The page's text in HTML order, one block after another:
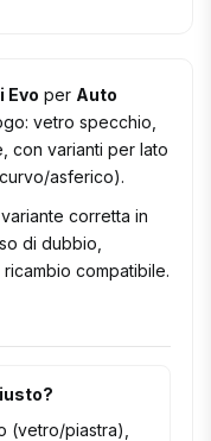
Evo per Auto
vetro specchio,
con varianti per lato
asferico).
corretta in
di dubbio,
compatibile.
(vetro/piastra),